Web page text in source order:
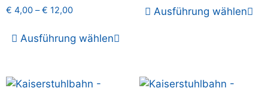
€ 4,00 –€ 12,00
Ausführung wählen
Ausführung wählen